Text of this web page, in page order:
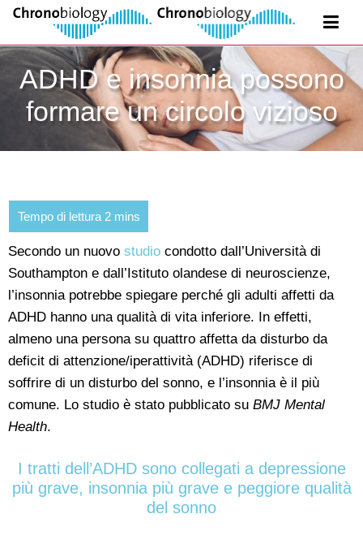
ADHD e insonnia possono
formare un circolo vizioso
Secondo un nuovo studio condotto dall’Università di
Southampton e dall’Istituto olandese di neuroscienze,
l’insonnia potrebbe spiegare perché gli adulti affetti da
ADHD hanno una qualità di vita inferiore. In effetti,
almeno una persona su quattro affetta da disturbo da
deficit di attenzione/iperattività (ADHD) riferisce di
soffrire di un disturbo del sonno, e l’insonnia è il più
comune. Lo studio è stato pubblicato su BMJ Mental
Health.
I tratti dell’ADHD sono collegati a depressione
più grave, insonnia più grave e peggiore qualità
del sonno